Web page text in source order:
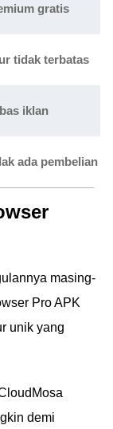
gratis
tidak terbatas
iklan
ada pembelian
masing-
Pro APK
unik yang
demi